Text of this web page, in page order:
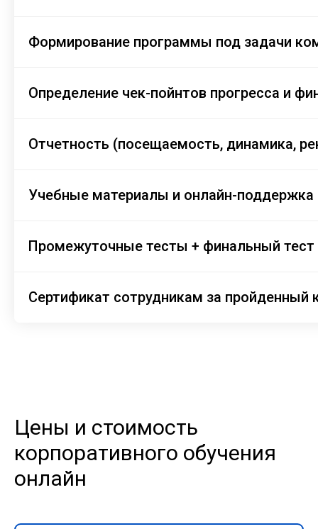
Формирование программы под задачи
Определение чек-пойнтов прогресса и
Отчетность (посещаемость, динамика,
Учебные материалы и онлайн-поддержка
Промежуточные тесты + финальный тест
Сертификат сотрудникам за пройденный
Цены и стоимость
корпоративного обучения
онлайн